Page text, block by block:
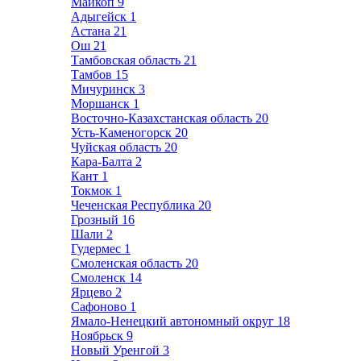
Адыгейск 1
Астана 21
Ош 21
Тамбовская область 21
Тамбов 15
Мичуринск 3
Моршанск 1
Восточно-Казахстанская область 20
Усть-Каменогорск 20
Чуйская область 20
Кара-Балта 2
Кант 1
Токмок 1
Чеченская Республика 20
Грозный 16
Шали 2
Гудермес 1
Смоленская область 20
Смоленск 14
Ярцево 2
Сафоново 1
Ямало-Ненецкий автономный округ 18
Ноябрьск 9
Новый Уренгой 3